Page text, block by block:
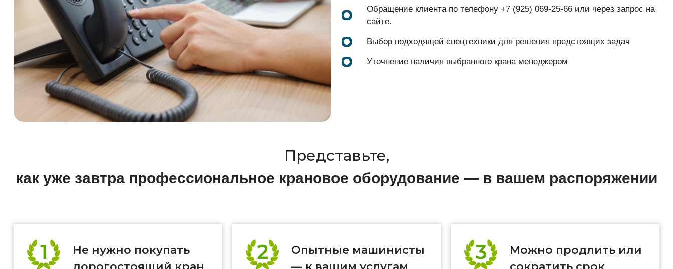
Обращение клиента по телефону +7 (925) 069-25-66 или через запрос на
сайте.
Выбор подходящей спецтехники для решения предстоящих задач
Уточнение наличия выбранного крана менеджером
Представьте,
как уже завтра профессиональное крановое оборудование — в вашем распоряжении
Не нужно покупать
Опытные машинисты
Можно продлить или